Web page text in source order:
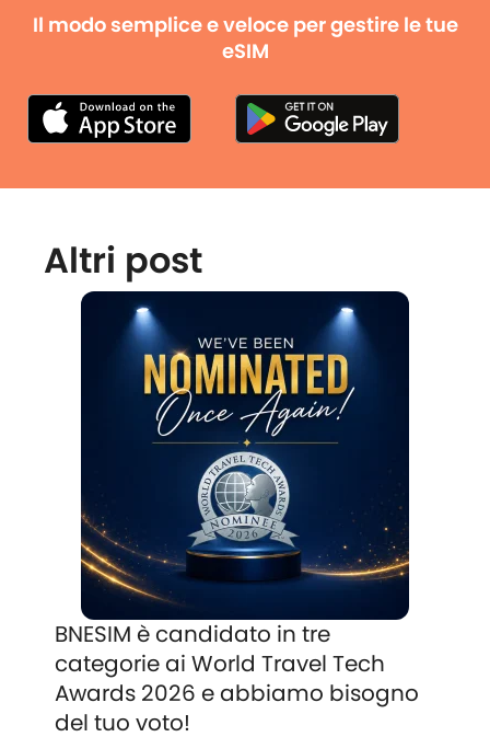
Il modo semplice e veloce per gestire le tue
eSIM
Altri post
BNESIM è candidato in tre
categorie ai World Travel Tech
Awards 2026 e abbiamo bisogno
del tuo voto!